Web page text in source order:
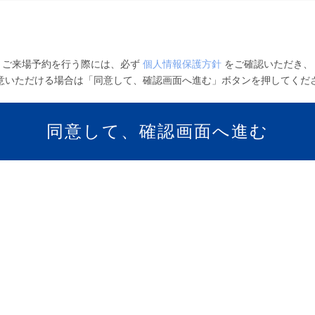
ご来場予約を行う際には、必ず 個人情報保護方針 をご確認いただき、
いただける場合は「同意して、確認画面へ進む」ボタンを押してくだ
同意して、確認画面へ進む